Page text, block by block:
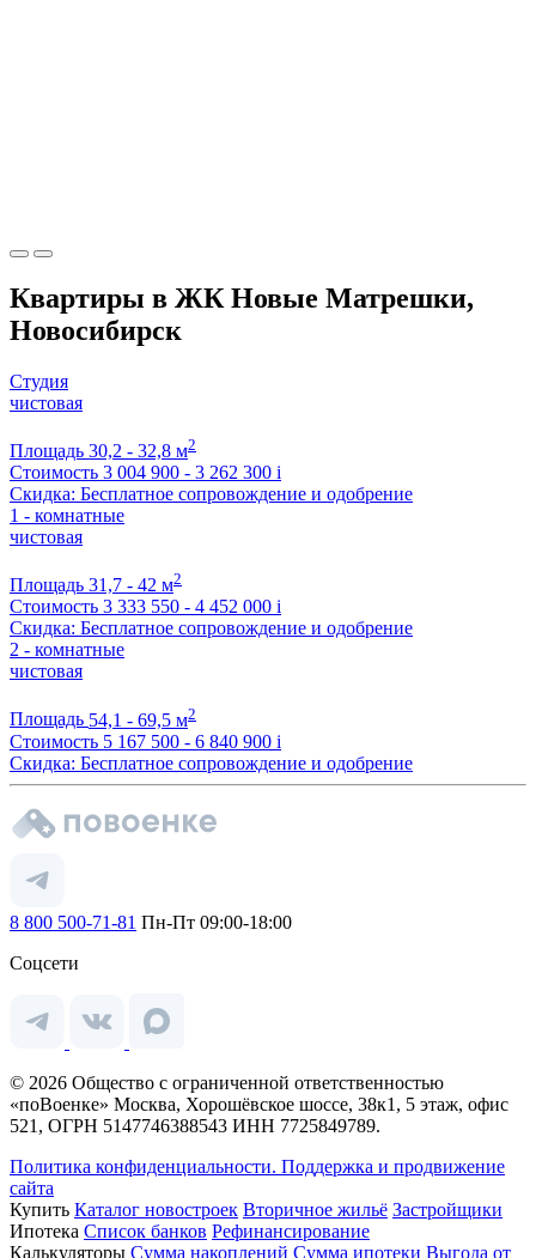
Квартиры в ЖК Новые Матрешки,
Новосибирск
Студия
чистовая
Площадь 30,2 - 32,8 м2
Стоимость 3 004 900 - 3 262 300 i
Скидка: Бесплатное сопровождение и одобрение
1 - комнатные
чистовая
Площадь 31,7 - 42 м2
Стоимость 3 333 550 - 4 452 000 i
Скидка: Бесплатное сопровождение и одобрение
2 - комнатные
чистовая
Площадь 54,1 - 69,5 м2
Стоимость 5 167 500 - 6 840 900 i
Скидка: Бесплатное сопровождение и одобрение
8 800 500-71-81 Пн-Пт 09:00-18:00
Соцсети
© 2026 Общество с ограниченной ответственностью
«поВоенке» Москва, Хорошёвское шоссе, 38к1, 5 этаж, офис
521, ОГРН 5147746388543 ИНН 7725849789.
Политика конфиденциальности. Поддержка и продвижение
сайта
Купить Каталог новостроек Вторичное жильё Застройщики
Ипотека Список банков Рефинансирование
Калькуляторы Сумма накоплений Сумма ипотеки Выгода от